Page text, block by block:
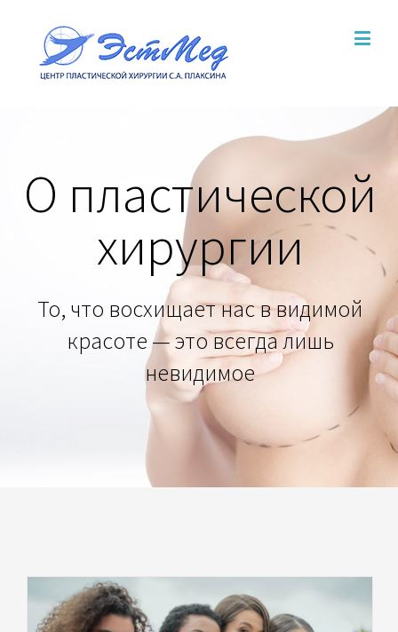
О пластической
хирургии
То, что восхищает нас в видимой
красоте — это всегда лишь
невидимое